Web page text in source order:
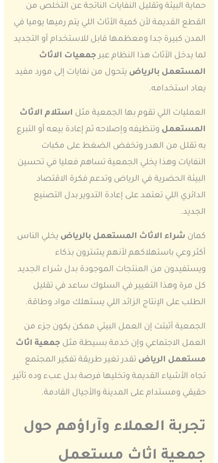
حماية البيئة وتقليل النفايات الناتجة عن التخلص من
القطع القديمة لأن كمية الأثاث اللي يتم رميها يوميا في
المدن كبيرة جدا ومعظمها قابل للاستخدام أو التجديد
لما يدخل الأثاث هذا النظام عبرجمعيات الاثاث
المستعمل بالرياض يتحول من نفايات إلى مورد مفيد
يعاد استخدامه.
العمليات اللي تقوم بها الجمعية مثل استلام الاثاث
المستعمل وتنظيفه وإصلاحه ثم إعادة بيعه أو التبرع
به تقلل من الهدر وتخفض الضغط على مكبات
النفايات وهذا يخلي الجمعية تساهم فعليا في تحسين
البيئة الحضرية في الرياض وتدعم فكرة الاقتصاد
الدائري اللي تعتمد على إعادة التدوير بدل التصنيع
الجديد.
كمان شراء الاثاث المستعمل بالرياض يخلي الناس
أكثر وعي باستهلاكهم لأنهم يشترون بذكاء
ويستفيدون من المنتجات الموجودة بدل شراء الجديد
كل مرة وهذا التغيير في السلوك ساعد في تقليل
الطلب على الإنتاج الزائد اللي يستهلك مواد وطاقة.
الجمعية أثبتت إن العمل البيئي ممكن يكون جزء من
العمل الاجتماعي وإن خدمة بسيطة مثل جمعية اثاث
مستعمل الرياض تقدر تغير طريقة تفكير المجتمع
تجاه الأشياء القديمة وتخليها فرصة بدل عبء وده تأثير
حقيقي ومستدام على المدينة والأجيال القادمة.
تجربة العملاء وآراؤهم حول
جمعية اثاث مستعمل